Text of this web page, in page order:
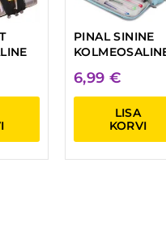
PINAL SININE
6,99 €
LISA
KORVI